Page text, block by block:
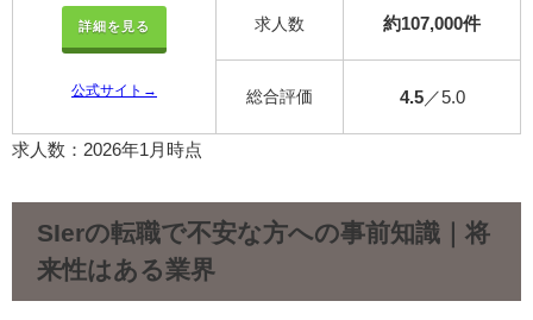
詳細を見る
公式サイト→
求人数 約107,000件
総合評価 4.5／5.0
求人数：2026年1月時点
SIerの転職で不安な方への事前知識｜将
来性はある業界